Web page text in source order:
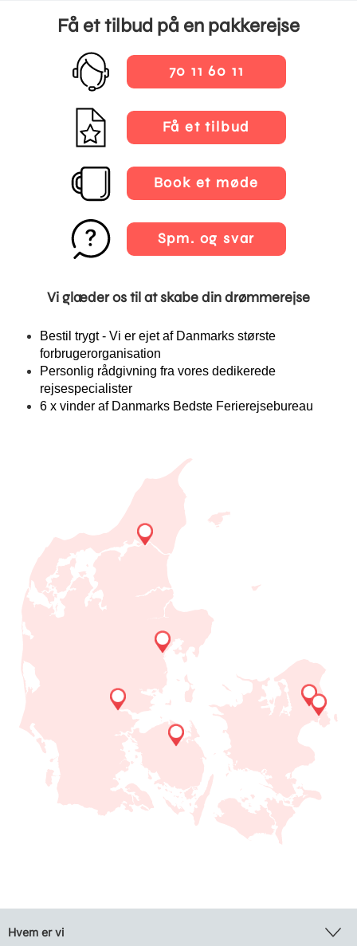
Få et tilbud på en pakkerejse
70 11 60 11
Få et tilbud
Book et møde
Spm. og svar
Vi glæder os til at skabe din drømmerejse
Bestil trygt - Vi er ejet af Danmarks største
forbrugerorganisation
Personlig rådgivning fra vores dedikerede
rejsespecialister
6 x vinder af Danmarks Bedste Ferierejsebureau
Hvem er vi